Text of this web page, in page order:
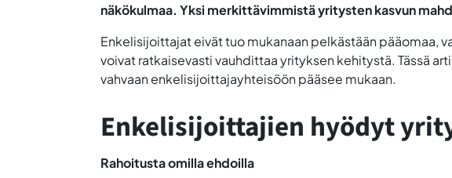
näkökulmaa. Yksi merkittävimmistä yritysten kasvun
Enkelisijoittajat eivät tuo mukanaan pelkästään pääomaa,
voivat ratkaisevasti vauhdittaa yrityksen kehitystä. Tässä
vahvaan enkelisijoittajayhteisöön pääsee mukaan.
Enkelisijoittajien hyödyt
Rahoitusta omilla ehdoilla